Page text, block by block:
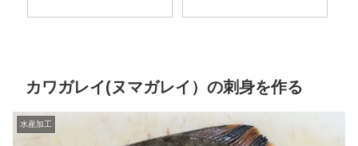
カワガレイ(ヌマガレイ）の刺身を作る
水産加工